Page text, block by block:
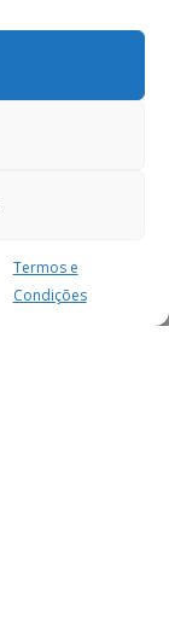
Termos e
Condições